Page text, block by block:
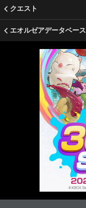
クエスト
エオルゼアデータベース